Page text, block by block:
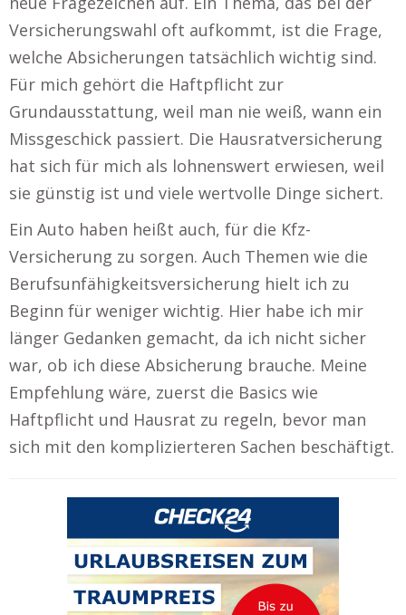
Versicherungswahl oft aufkommt, ist die Frage,
welche Absicherungen tatsächlich wichtig sind.
Für mich gehört die Haftpflicht zur
Grundausstattung, weil man nie weiß, wann ein
Missgeschick passiert. Die Hausratversicherung
hat sich für mich als lohnenswert erwiesen, weil
sie günstig ist und viele wertvolle Dinge sichert.
Ein Auto haben heißt auch, für die Kfz-
Versicherung zu sorgen. Auch Themen wie die
Berufsunfähigkeitsversicherung hielt ich zu
Beginn für weniger wichtig. Hier habe ich mir
länger Gedanken gemacht, da ich nicht sicher
war, ob ich diese Absicherung brauche. Meine
Empfehlung wäre, zuerst die Basics wie
Haftpflicht und Hausrat zu regeln, bevor man
sich mit den komplizierteren Sachen beschäftigt.